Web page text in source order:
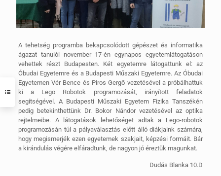
A tehetség programba bekapcsolódott gépészet és informatika
ágazat tanulói november 17-én egynapos egyetemlátogatáson
vehettek részt Budapesten. Két egyetemre látogattunk el: az
Óbudai Egyetemre és a Budapesti Műszaki Egyetemre.Az Óbudai
Egyetemen Vér Bence és Piros Gergő vezetésével a próbálhattuk
ki a Lego Robotok programozását, irányított feladatok
segítségével. A Budapesti Műszaki Egyetem Fizika Tanszékén
pedig betekinthettünk Dr. Bokor Nándor vezetésével az optika
rejtelmeibe. A látogatások lehetőséget adtak a Lego-robotok
programozásán túl a pályaválasztás előtt álló diákjaink számára,
hogy megismerjék ezen egyetemek szakjait, képzési formáit. Bár
a kirándulás végére elfáradtunk, de nagyon jó éreztük magunkat.
Dudás Blanka 10.D